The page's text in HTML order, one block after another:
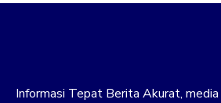
Informasi Tepat Berita Akurat, media